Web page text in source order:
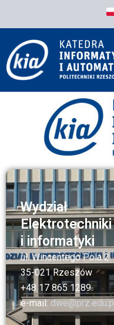
treści
Wydział
Elektrotechniki
i informatyki
ul. Wincentego Pola 2
35-021 Rzeszów
+48 17 865 1289
e-mail: dwe@prz.edu.pl